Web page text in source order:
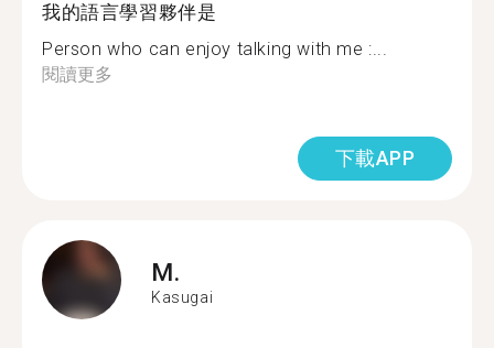
我的語言學習夥伴是
Person who can enjoy talking with me :...
閱讀更多
下載APP
M.
Kasugai